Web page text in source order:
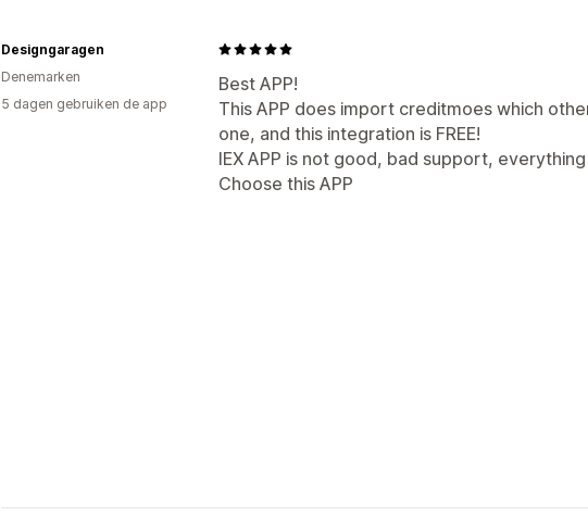
Best APP!
This APP does import creditmoes which
one, and this integration is FREE!
IEX APP is not good, bad support,
Choose this APP
Designgaragen
Denemarken
5 dagen gebruiken de app